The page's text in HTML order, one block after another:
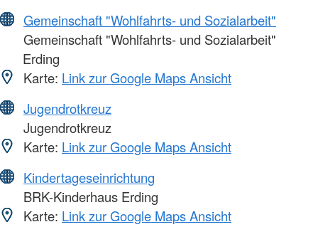
Gemeinschaft "Wohlfahrts- und Sozialarbeit"
Gemeinschaft "Wohlfahrts- und Sozialarbeit"
Erding
Karte: Link zur Google Maps Ansicht
Jugendrotkreuz
Jugendrotkreuz
Karte: Link zur Google Maps Ansicht
Kindertageseinrichtung
BRK-Kinderhaus Erding
Karte: Link zur Google Maps Ansicht